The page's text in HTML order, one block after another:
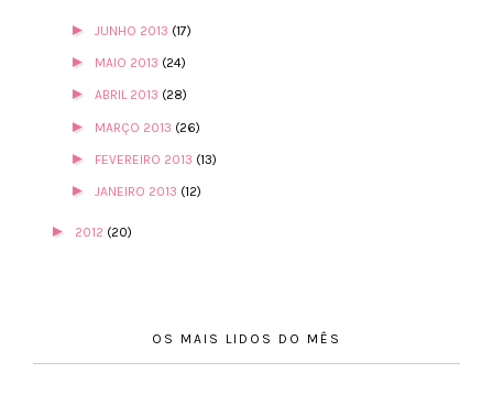
► JUNHO 2013 (17)
► MAIO 2013 (24)
► ABRIL 2013 (28)
► MARÇO 2013 (26)
► FEVEREIRO 2013 (13)
► JANEIRO 2013 (12)
► 2012 (20)
OS MAIS LIDOS DO MÊS